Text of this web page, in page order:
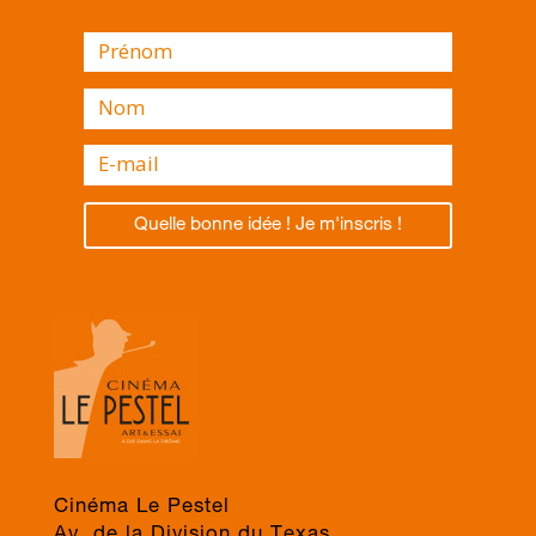
Quelle bonne idée ! Je m'inscris !
Cinéma Le Pestel